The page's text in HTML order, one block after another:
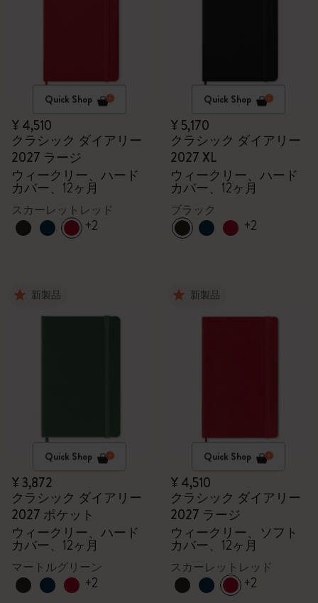
Quick Shop
¥ 4,510
クラシック ダイアリー
2027 ラージ
ウィークリー、ハード
カバー、12ヶ月
スカーレットレッド
+2
Quick Shop
¥ 5,170
クラシック ダイアリー
2027 XL
ウィークリー、ハード
カバー、12ヶ月
ブラック
+2
新製品
Quick Shop
¥ 3,872
クラシック ダイアリー
2027 ポケット
ウィークリー、ハード
カバー、12ヶ月
マートルグリーン
+2
新製品
Quick Shop
¥ 4,510
クラシック ダイアリー
2027 ラージ
ウィークリー、ソフト
カバー、12ヶ月
スカーレットレッド
+2